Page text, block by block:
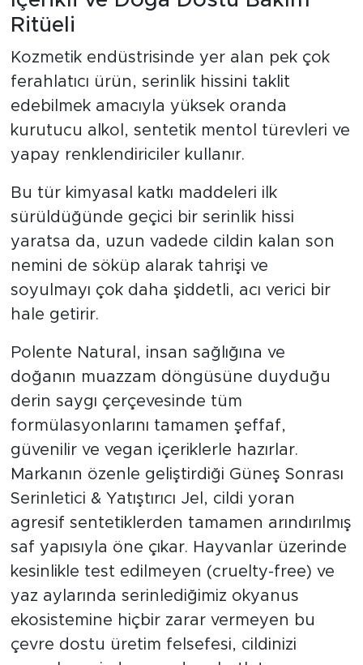
Ritüeli
Kozmetik endüstrisinde yer alan pek çok
ferahlatıcı ürün, serinlik hissini taklit
edebilmek amacıyla yüksek oranda
kurutucu alkol, sentetik mentol türevleri ve
yapay renklendiriciler kullanır.
Bu tür kimyasal katkı maddeleri ilk
sürüldüğünde geçici bir serinlik hissi
yaratsa da, uzun vadede cildin kalan son
nemini de söküp alarak tahrişi ve
soyulmayı çok daha şiddetli, acı verici bir
hale getirir.
Polente Natural, insan sağlığına ve
doğanın muazzam döngüsüne duyduğu
derin saygı çerçevesinde tüm
formülasyonlarını tamamen şeffaf,
güvenilir ve vegan içeriklerle hazırlar.
Markanın özenle geliştirdiği Güneş Sonrası
Serinletici & Yatıştırıcı Jel, cildi yoran
agresif sentetiklerden tamamen arındırılmış
saf yapısıyla öne çıkar. Hayvanlar üzerinde
kesinlikle test edilmeyen (cruelty-free) ve
yaz aylarında serinlediğimiz okyanus
ekosistemine hiçbir zarar vermeyen bu
çevre dostu üretim felsefesi, cildinizi